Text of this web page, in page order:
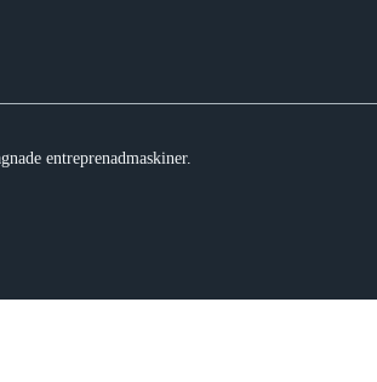
entreprenadmaskiner.